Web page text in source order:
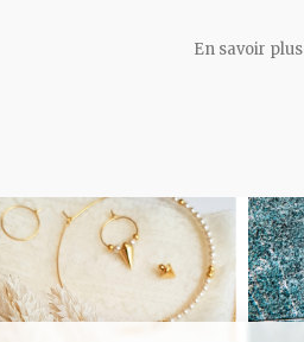
En savoir plus